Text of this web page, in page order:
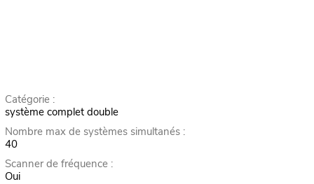
Catégorie :
système complet double
Nombre max de systèmes simultanés :
40
Scanner de fréquence :
Oui